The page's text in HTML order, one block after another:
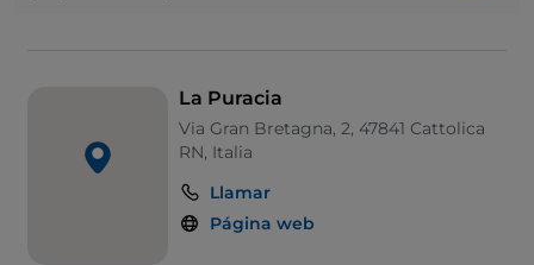
La Puracia
Via Gran Bretagna, 2, 47841 Cattolica
RN, Italia
Llamar
Página web